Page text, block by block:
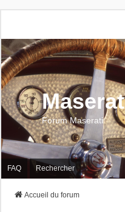
Forum Maserati
FAQ Rechercher
Accueil du forum